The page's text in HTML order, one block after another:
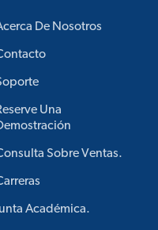
De Nosotros
Una
Sobre Ventas.
Junta Académica.